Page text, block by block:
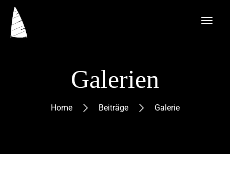
Galerien
Home Beiträge Galerie